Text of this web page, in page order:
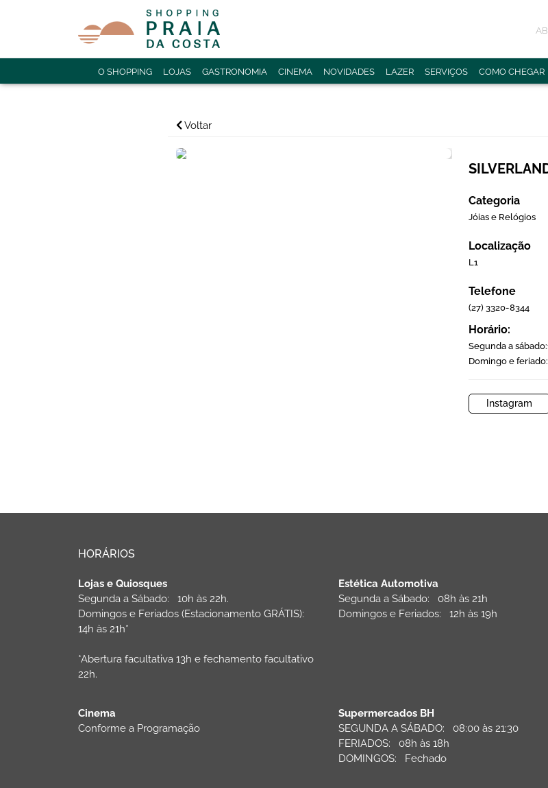
O SHOPPING LOJAS GASTRONOMIA CINEMA NOVIDADES LAZER SERVIÇOS COMO CHEGAR
Voltar
Categoria
Jóias e Relógios
Localização
L1
Telefone
(27) 3320-8344
Horário:
Segunda a
Domingo e feriado:
Instagram
HORÁRIOS
Lojas e Quiosques
Segunda a Sábado: 10h às 22h.
Domingos e Feriados (Estacionamento GRÁTIS):
14h às 21h*
*Abertura facultativa 13h e fechamento facultativo
22h.
Estética Automotiva
Segunda a Sábado: 08h às 21h
Domingos e Feriados: 12h às 19h
Cinema
Conforme a Programação
Supermercados BH
SEGUNDA A SÁBADO: 08:00 às 21:30
FERIADOS: 08h às 18h
DOMINGOS: Fechado